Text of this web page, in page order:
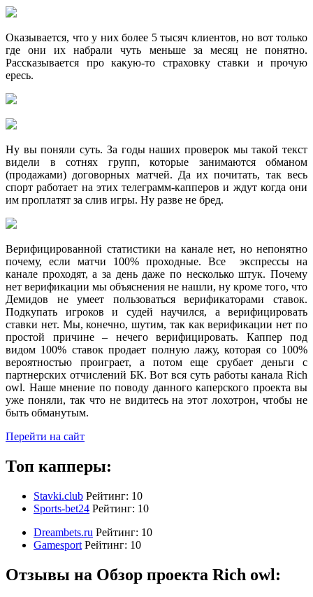
Оказывается, что у них более 5 тысяч клиентов, но вот только
где они их набрали чуть меньше за месяц не понятно.
Рассказывается про какую-то страховку ставки и прочую
ересь.
Ну вы поняли суть. За годы наших проверок мы такой текст
видели в сотнях групп, которые занимаются обманом
(продажами) договорных матчей. Да их почитать, так весь
спорт работает на этих телеграмм-капперов и ждут когда они
им проплатят за слив игры. Ну разве не бред.
Верифицированной статистики на канале нет, но непонятно
почему, если матчи 100% проходные. Все экспрессы на
канале проходят, а за день даже по несколько штук. Почему
нет верификации мы объяснения не нашли, ну кроме того, что
Демидов не умеет пользоваться верификаторами ставок.
Подкупать игроков и судей научился, а верифицировать
ставки нет. Мы, конечно, шутим, так как верификации нет по
простой причине – нечего верифицировать. Каппер под
видом 100% ставок продает полную лажу, которая со 100%
вероятностью проиграет, а потом еще срубает деньги с
партнерских отчислений БК. Вот вся суть работы канала Rich
owl. Наше мнение по поводу данного каперского проекта вы
уже поняли, так что не видитесь на этот лохотрон, чтобы не
быть обманутым.
Перейти на сайт
Топ капперы:
Stavki.club Рейтинг: 10
Sports-bet24 Рейтинг: 10
Dreambets.ru Рейтинг: 10
Gamesport Рейтинг: 10
Отзывы на Обзор проекта Rich owl: